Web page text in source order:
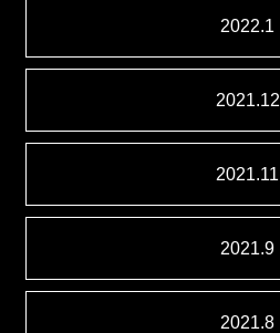
2022.1
2021.12
2021.11
2021.9
2021.8